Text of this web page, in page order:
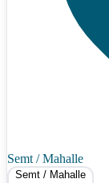
Semt / Mahalle
Semt / Mahalle